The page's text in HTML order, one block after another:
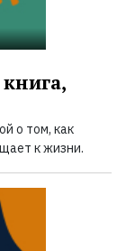
о том, как
к жизни.